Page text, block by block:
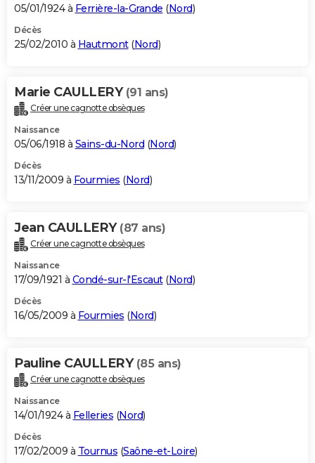
05/01/1924 à Ferrière-la-Grande (Nord)
Décès
25/02/2010 à Hautmont(Nord)
Marie CAULLERY (91 ans)
Créer une cagnotte obsèques
Naissance
05/06/1918 à Sains-du-Nord (Nord)
Décès
13/11/2009 à Fourmies (Nord)
Jean CAULLERY (87 ans)
Créer une cagnotte obsèques
Naissance
17/09/1921 à Condé-sur-l'Escaut(Nord)
Décès
16/05/2009 à Fourmies (Nord)
Pauline CAULLERY (85 ans)
Créer une cagnotte obsèques
Naissance
14/01/1924 à Felleries (Nord)
Décès
17/02/2009 à Tournus (Saône-et-Loire)